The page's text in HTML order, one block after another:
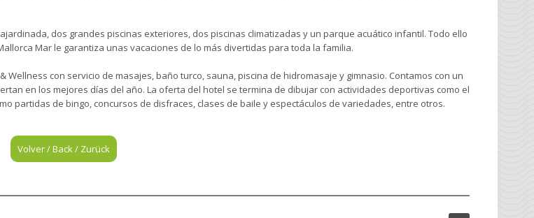
dos grandes piscinas exteriores, dos piscinas climatizadas y un parque acuático infantil. Todo ello
Mar le garantiza unas vacaciones de lo más divertidas para toda la familia.
Wellness con servicio de masajes, baño turco, sauna, piscina de hidromasaje y gimnasio. Contamos con un
en los mejores días del año. La oferta del hotel se termina de dibujar con actividades deportivas como el
partidas de bingo, concursos de disfraces, clases de baile y espectáculos de variedades, entre otros.
Volver / Back / Zurück